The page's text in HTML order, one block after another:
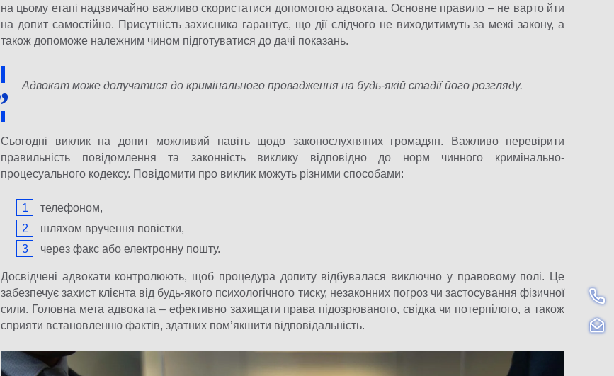
на цьому етапі надзвичайно важливо скористатися допомогою адвоката. Основне правило – не варто йти
на допит самостійно. Присутність захисника гарантує, що дії слідчого не виходитимуть за межі закону, а
також допоможе належним чином підготуватися до дачі показань.
Адвокат може долучатися до кримінального провадження на будь-якій стадії його розгляду.
Сьогодні виклик на допит можливий навіть щодо законослухняних громадян. Важливо перевірити
правильність повідомлення та законність виклику відповідно до норм чинного кримінально-
процесуального кодексу. Повідомити про виклик можуть різними способами:
телефоном,
шляхом вручення повістки,
через факс або електронну пошту.
Досвідчені адвокати контролюють, щоб процедура допиту відбувалася виключно у правовому полі. Це
забезпечує захист клієнта від будь-якого психологічного тиску, незаконних погроз чи застосування фізичної
сили. Головна мета адвоката – ефективно захищати права підозрюваного, свідка чи потерпілого, а також
сприяти встановленню фактів, здатних пом’якшити відповідальність.